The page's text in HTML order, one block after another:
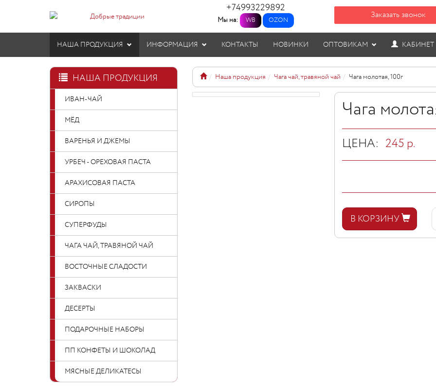
+74993229892
Мы на: WB OZON Заказать звонок
НАША ПРОДУКЦИЯ ИНФОРМАЦИЯ КОНТАКТЫ НОВИНКИ ОПТОВИКАМ КАБИНЕТ
НАША ПРОДУКЦИЯ
ИВАН-ЧАЙ
МЁД
ВАРЕНЬЯ И ДЖЕМЫ
УРБЕЧ - ОРЕХОВАЯ ПАСТА
АРАХИСОВАЯ ПАСТА
СИРОПЫ
СУПЕРФУДЫ
ЧАГА ЧАЙ, ТРАВЯНОЙ ЧАЙ
ВОСТОЧНЫЕ СЛАДОСТИ
ЗАКВАСКИ
ДЕСЕРТЫ
ПОДАРОЧНЫЕ НАБОРЫ
ПП КОНФЕТЫ И ШОКОЛАД
МЯСНЫЕ ДЕЛИКАТЕСЫ
Наша продукция Чага чай, травяной чай Чага молотая, 100г
Чага
ЦЕНА: 245 р.
В КОРЗИНУ